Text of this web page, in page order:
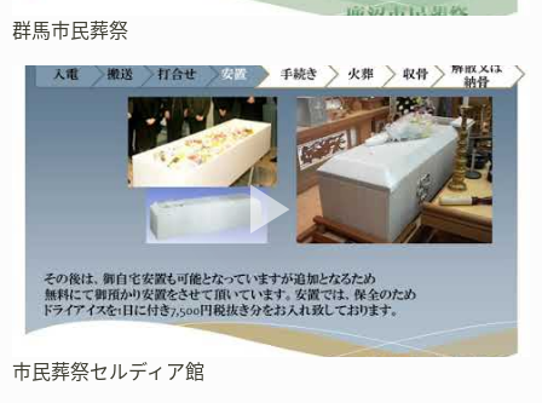
群馬市民葬祭
市民葬祭セルディア館